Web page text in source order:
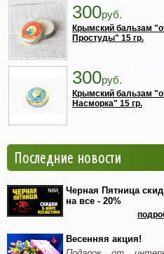
300руб.
Крымский бальзам
Простуды" 15 гр.
300руб.
Крымский бальзам
Насморка" 15 гр.
Последние новости
Черная Пятница
на все - 20%
Весенняя акция!